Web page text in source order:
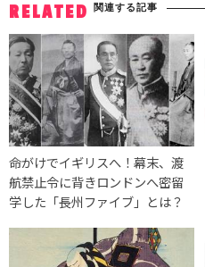
RELATED 関連する記事
命がけでイギリスへ！幕末、渡
航禁止令に背きロンドンへ密留
学した「長州ファイブ」とは？